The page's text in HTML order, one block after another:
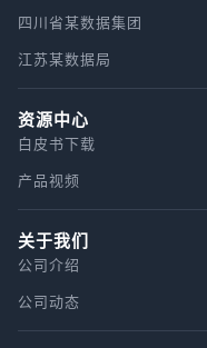
四川省某数据集团
江苏某数据局
资源中心
白皮书下载
产品视频
关于我们
公司介绍
公司动态